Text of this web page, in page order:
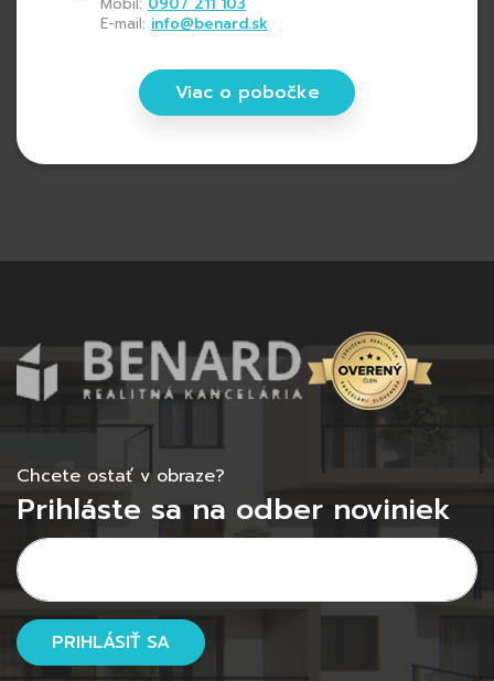
E-mail: info@benard.sk
Viac o pobočke
Chcete ostať v obraze?
Prihláste sa na odber noviniek
PRIHLÁSIŤ SA